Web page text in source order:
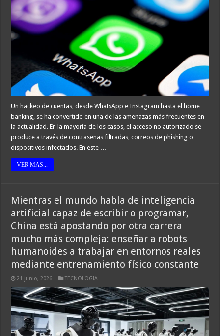
Un hackeo de cuentas, desde WhatsApp e Instagram hasta el home
banking, se ha convertido en una de las amenazas más frecuentes en
la actualidad. En la mayoría de los casos, el acceso no autorizado se
produce a través de contraseñas filtradas, correos de phishing o
dispositivos infectados. En este …
VER MAS...
Mientras el mundo habla de inteligencia
artificial capaz de escribir o programar,
China está apostando por otra carrera
mucho más compleja: enseñar a robots
humanoides a trabajar en entornos reales
mediante entrenamiento físico constante
21 junio, 2026 TECNOLOGIA